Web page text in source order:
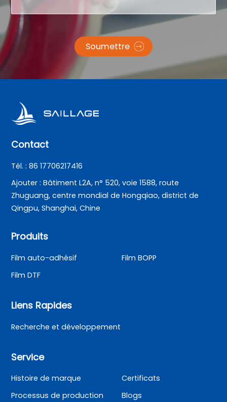
Soumettre
Contact
Tél. : 86 17706217416
Ajouter : Bâtiment L2A, n° 520, voie 1588, route
Zhuguang, centre mondial de Hongqiao, district de
Qingpu, Shanghai, Chine
Produits
Film auto-adhésif
Film BOPP
Film DTF
Liens Rapides
Recherche et développement
Service
Histoire de marque
Certificats
Processus de production
Blogs